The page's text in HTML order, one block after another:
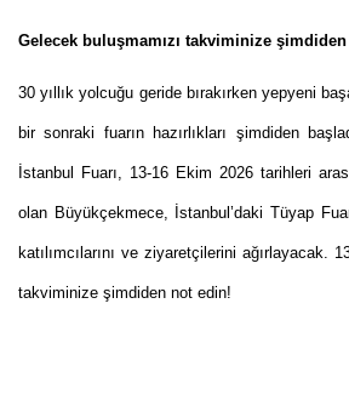
Gelecek buluşmamızı takviminize
30 yıllık yolcuğu geride bırakırken yepyeni
bir sonraki fuarın hazırlıkları şimdiden
İstanbul Fuarı, 13-16 Ekim 2026 tarihleri
olan Büyükçekmece, İstanbul’daki Tüyap
katılımcılarını ve ziyaretçilerini ağırlayacak.
takviminize şimdiden not edin!